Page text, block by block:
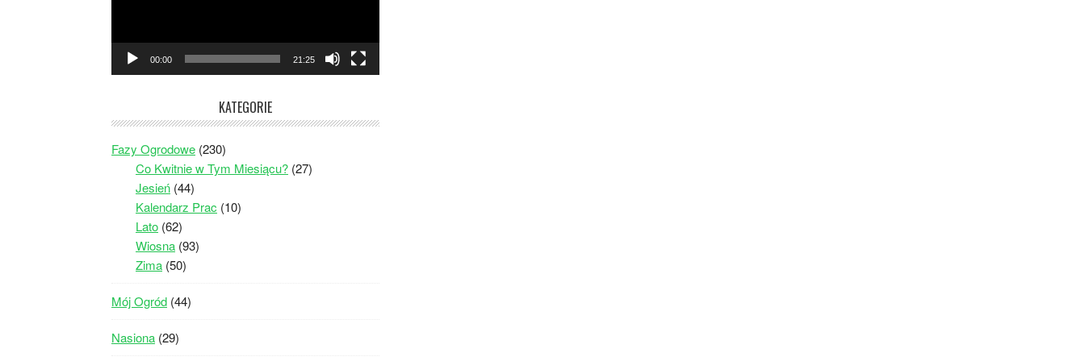
00:00 21:25
KATEGORIE
Fazy Ogrodowe (230)
Co Kwitnie w Tym Miesiącu? (27)
Jesień (44)
Kalendarz Prac (10)
Lato (62)
Wiosna (93)
Zima (50)
Mój Ogród (44)
Nasiona (29)